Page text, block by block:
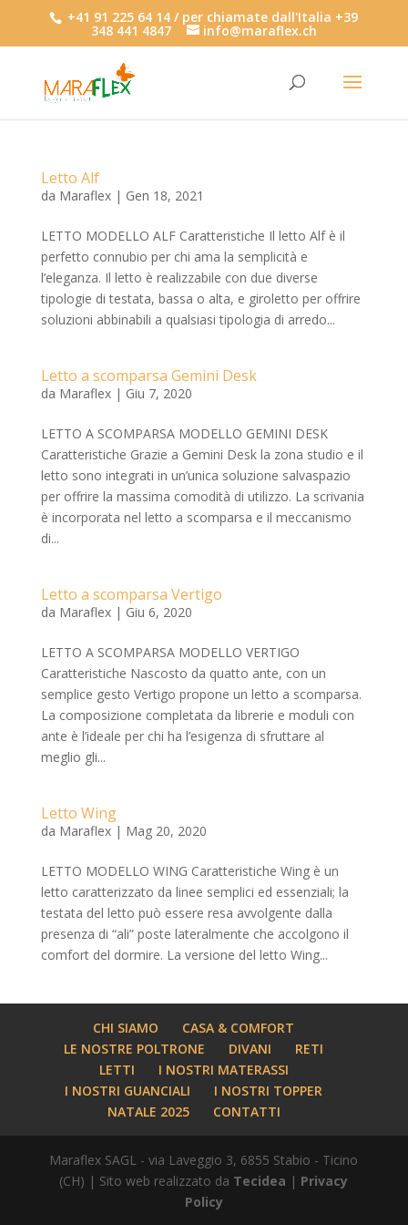
+41 91 225 64 14 / per chiamate dall'Italia +39
348 441 4847 info@maraflex.ch
Letto Alf
da Maraflex| Gen 18, 2021
LETTO MODELLO ALF Caratteristiche Il letto Alf è il
perfetto connubio per chi ama la semplicità e
l’eleganza. Il letto è realizzabile con due diverse
tipologie di testata, bassa o alta, e giroletto per offrire
soluzioni abbinabili a qualsiasi tipologia di arredo...
Letto a scomparsa Gemini Desk
da Maraflex| Giu 7, 2020
LETTO A SCOMPARSA MODELLO GEMINI DESK
Caratteristiche Grazie a Gemini Desk la zona studio e il
letto sono integrati in un’unica soluzione salvaspazio
per offrire la massima comodità di utilizzo. La scrivania
è incorporata nel letto a scomparsa e il meccanismo
di...
Letto a scomparsa Vertigo
da Maraflex| Giu 6, 2020
LETTO A SCOMPARSA MODELLO VERTIGO
Caratteristiche Nascosto da quatto ante, con un
semplice gesto Vertigo propone un letto a scomparsa.
La composizione completata da librerie e moduli con
ante è l’ideale per chi ha l’esigenza di sfruttare al
meglio gli...
Letto Wing
da Maraflex| Mag 20, 2020
LETTO MODELLO WING Caratteristiche Wing è un
letto caratterizzato da linee semplici ed essenziali; la
testata del letto può essere resa avvolgente dalla
presenza di “ali” poste lateralmente che accolgono il
comfort del dormire. La versione del letto Wing...
CHI SIAMO
CASA & COMFORT
LE NOSTRE POLTRONE
DIVANI
RETI
LETTI
I NOSTRI MATERASSI
I NOSTRI GUANCIALI
I NOSTRI TOPPER
NATALE 2025
CONTATTI
Maraflex SAGL - via Laveggio 3, 6855 Stabio - Ticino
(CH) | Sito web realizzato da Tecidea | Privacy
Policy